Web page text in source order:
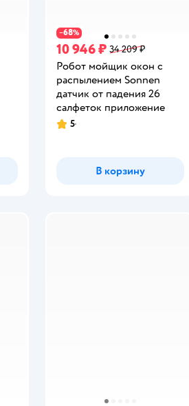
−68%
10 946 ₽ 34 209 ₽
Робот мойщик окон с
распылением Sonnen
датчик от падения 26
салфеток приложение
Рейтинг:
5
В корзину